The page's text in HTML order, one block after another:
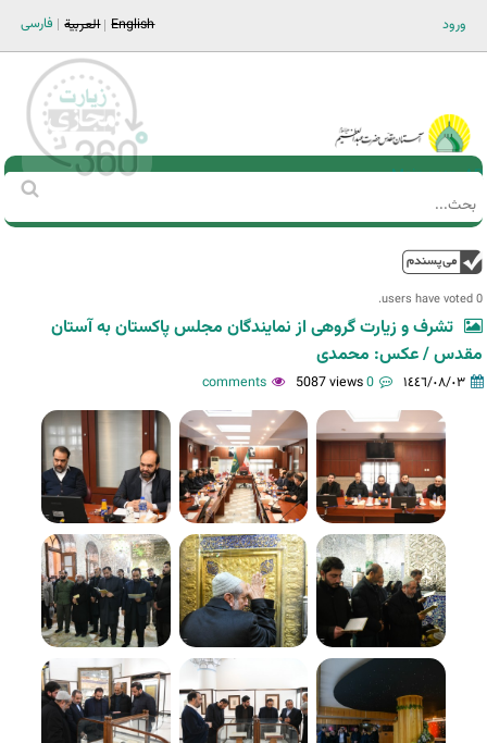
ورود فارسی العربية English
Main men-AR
استمارة
‏
0 users have voted.
تشرف و زیارت گروهی از نمایندگان مجلس پاکستان به آستان
مقدس / عکس: محمدی
١٤٤٦/٠٨/٠٣ 0 comments
5087 views